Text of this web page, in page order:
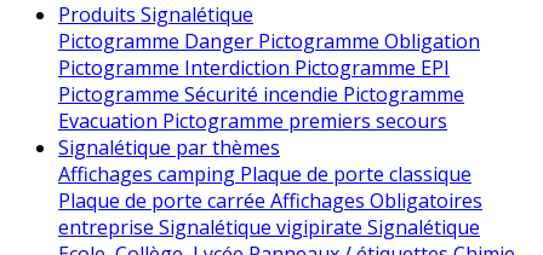
Produits Signalétique
Pictogramme Danger Pictogramme Obligation
Pictogramme Interdiction Pictogramme EPI
Pictogramme Sécurité incendie Pictogramme
Evacuation Pictogramme premiers secours
Signalétique par thèmes
Affichages camping Plaque de porte classique
Plaque de porte carrée Affichages Obligatoires
entreprise Signalétique vigipirate Signalétique